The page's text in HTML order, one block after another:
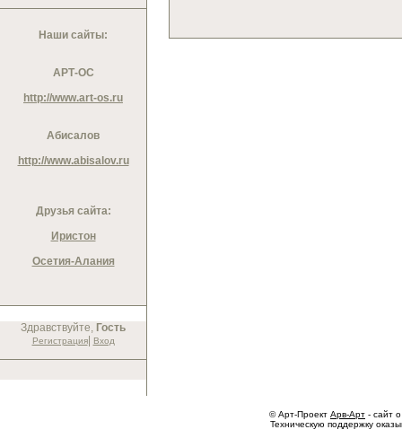
Наши сайты:
АРТ-ОС
http://www.art-os.ru
Абисалов
http://www.abisalov.ru
Друзья сайта:
Иристон
Осетия-Алания
Здравствуйте, Гость
Регистрация| Вход
© Арт-Проект Арв-Арт - сайт
Техническую поддержку